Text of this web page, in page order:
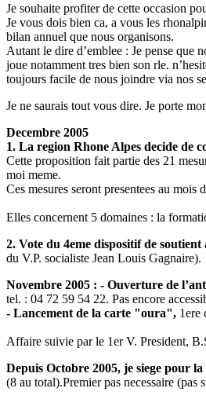
Je souhaite profiter de cette occasion
Je vous dois bien ca, a vous les
bilan annuel que nous organisons.
Autant le dire d’emblee : Je pense que
joue notamment tres bien son rle.
toujours facile de nous joindre via nos
Je ne saurais tout vous dire. Je porte
Decembre 2005
1. La region Rhone Alpes decide de
Cette proposition fait partie des 21
moi meme.
Ces mesures seront presentees au mois
Elles concernent 5 domaines : la
2. Vote du 4eme dispositif de
du V.P. socialiste Jean Louis Gagnaire).
Novembre 2005 : - Ouverture de
tel. : 04 72 59 54 22. Pas encore
- Lancement de la carte "oura", 1ere
Affaire suivie par le 1er V. President,
Depuis Octobre 2005, je siege pour
(8 au total).Premier pas necessaire